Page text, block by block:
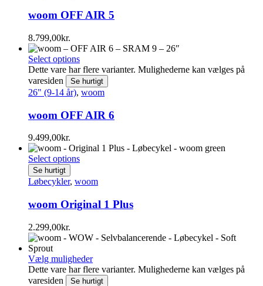
woom OFF AIR 5
8.799,00kr.
Select options
Dette vare har flere varianter. Mulighederne kan vælges på
varesiden
Se hurtigt
26" (9-14 år), woom
woom OFF AIR 6
9.499,00kr.
Select options
Se hurtigt
Løbecykler, woom
woom Original 1 Plus
2.299,00kr.
Vælg muligheder
Dette vare har flere varianter. Mulighederne kan vælges på
varesiden
Se hurtigt